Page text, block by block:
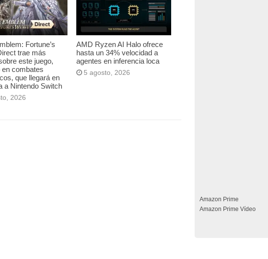
Fortune’s
trae más
este juego,
en combates
que llegará en
a Nintendo Switch
2026
AMD Ryzen AI Halo ofrece
hasta un 34% velocidad a
agentes en inferencia loca
5 agosto, 2026
Amazon Prime
Amazon Prime Vídeo